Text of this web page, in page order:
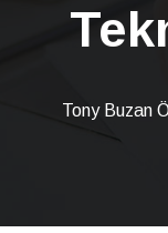
Tony Buzan